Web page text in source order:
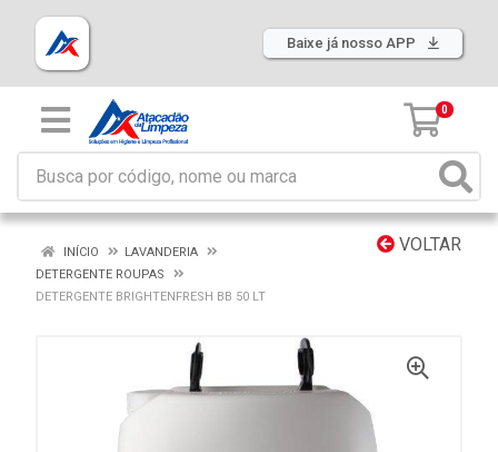
Baixe já nosso APP
0
VOLTAR
INÍCIO
LAVANDERIA
DETERGENTE ROUPAS
DETERGENTE BRIGHTENFRESH BB 50 LT